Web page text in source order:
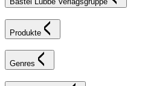
Produkte
Genres